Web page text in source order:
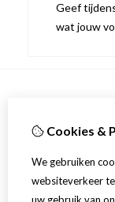
Geef
wat jouw
Over ons
Verzending
Cookies &
We gebruiken
websiteverkeer